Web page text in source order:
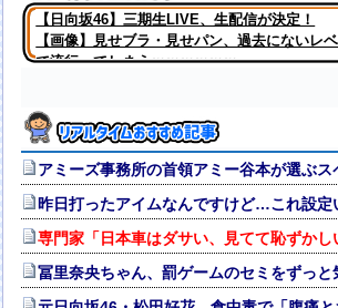
【日向坂46】三期生LIVE、生配信が決定！
【画像】見せブラ・見せパン、過去にないレ
で流行ってしまうｗｗｗｗｗｗ
アミーズ事務所の首領アミー谷本が選ぶ
昨日打ったアイムなんですけど…これ設定
専門家「日本車はダサい、見てて恥ずかし
冨里奈央ちゃん、罰ゲームのセミをずっ